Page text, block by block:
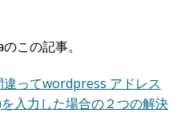
この記事。
ってwordpress アドレス
入力した場合の２つの解決